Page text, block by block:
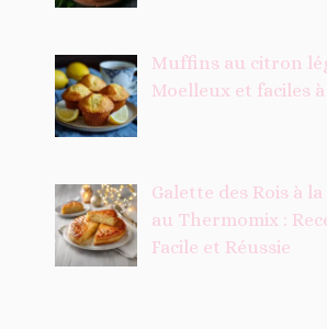
Muffins au citron
Moelleux et faciles
Galette des Rois à
au Thermomix :
Facile et Réussie